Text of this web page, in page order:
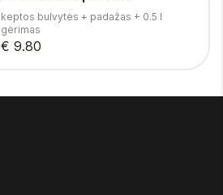
keptos bulvytės + padažas + 0.5 l
gėrimas
€ 9.80